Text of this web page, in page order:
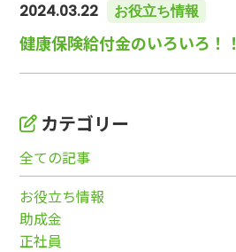
2024.03.22 お役立ち情報
健康保険給付金のいろいろ！！
カテゴリー
全ての記事
お役立ち情報
助成金
正社員